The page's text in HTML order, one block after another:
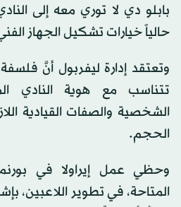
بابلو دي لا توري معه إلى
حالياً خيارات تشكيل الجهاز
وتعتقد إدارة ليفربول أنَّ فلسفة
تتناسب مع هوية النادي
الشخصية والصفات القيادية
الحجم.
وحظي عمل إيراولا في
المتاحة، في تطوير اللاعبين،